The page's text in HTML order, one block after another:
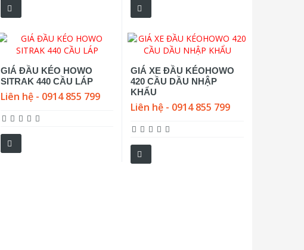
GIÁ ĐẦU KÉO HOWO
SITRAK 440 CẦU LÁP
Liên hệ - 0914 855 799
GIÁ XE ĐẦU KÉOHOWO
420 CẦU DẦU NHẬP
KHẨU
Liên hệ - 0914 855 799